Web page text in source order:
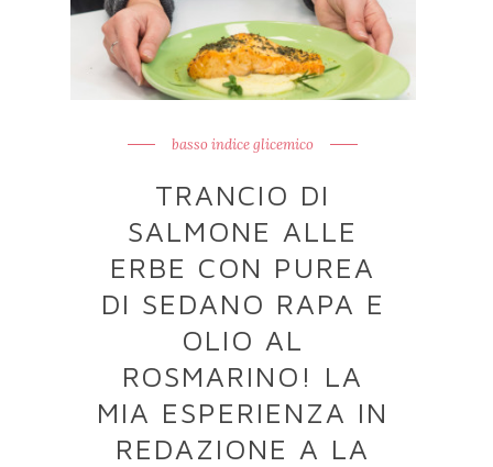
basso indice glicemico
TRANCIO DI
SALMONE ALLE
ERBE CON PUREA
DI SEDANO RAPA E
OLIO AL
ROSMARINO! LA
MIA ESPERIENZA IN
REDAZIONE A LA